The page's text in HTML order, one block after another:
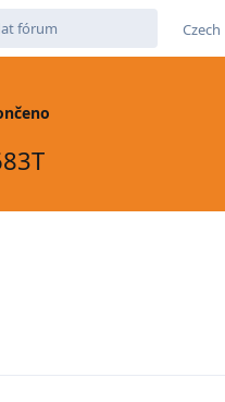
Czech